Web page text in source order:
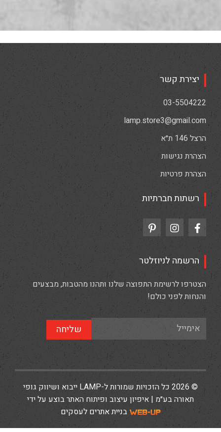
יצירת קשר
03-5504222
lamp.store3@gmail.com
הרצל 146 ת״א
הצהרת נגישות
הצהרת פרטיות
רשתות חברתיות
הרשמה לניוזלטר
הצטרפו לרשימת התפוצה שלנו ותהנו מהטבות, מבצעים
והנחות לפני כולם!
שליחה
© 2026 כל הזכויות שמורות ל-LAMP ייבוא ושיווק גופי
תאורה בע״מ | איפיון עיצוב ופיתוח האתר בוצע על ידי
בניית אתרים לעסקים